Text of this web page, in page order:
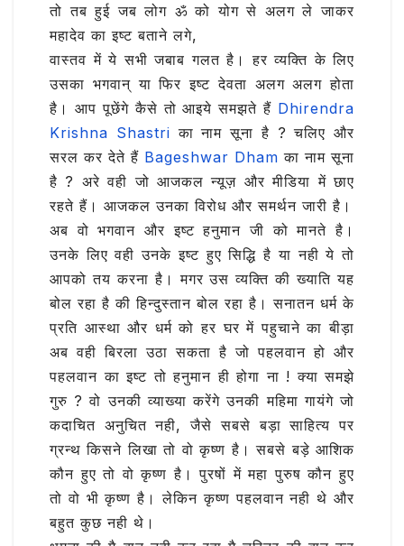
तो तब हुई जब लोग ॐ को योग से अलग ले जाकर
महादेव का इष्ट बताने लगे,
वास्तव में ये सभी जबाब गलत है। हर व्यक्ति के लिए
उसका भगवान् या फिर इष्ट देवता अलग अलग होता
है। आप पूछेंगे कैसे तो आइये समझते हैं Dhirendra
Krishna Shastri का नाम सूना है ? चलिए और
सरल कर देते हैं Bageshwar Dham का नाम सूना
है ? अरे वही जो आजकल न्यूज़ और मीडिया में छाए
रहते हैं। आजकल उनका विरोध और समर्थन जारी है।
अब वो भगवान और इष्ट हनुमान जी को मानते है।
उनके लिए वही उनके इष्ट हुए सिद्धि है या नही ये तो
आपको तय करना है। मगर उस व्यक्ति की ख्याति यह
बोल रहा है की हिन्दुस्तान बोल रहा है। सनातन धर्म के
प्रति आस्था और धर्म को हर घर में पहुचाने का बीड़ा
अब वही बिरला उठा सकता है जो पहलवान हो और
पहलवान का इष्ट तो हनुमान ही होगा ना ! क्या समझे
गुरु ? वो उनकी व्याख्या करेंगे उनकी महिमा गायंगे जो
कदाचित अनुचित नही, जैसे सबसे बड़ा साहित्य पर
ग्रन्थ किसने लिखा तो वो कृष्ण है। सबसे बड़े आशिक
कौन हुए तो वो कृष्ण है। पुरषों में महा पुरुष कौन हुए
तो वो भी कृष्ण है। लेकिन कृष्ण पहलवान नही थे और
बहुत कुछ नही थे।